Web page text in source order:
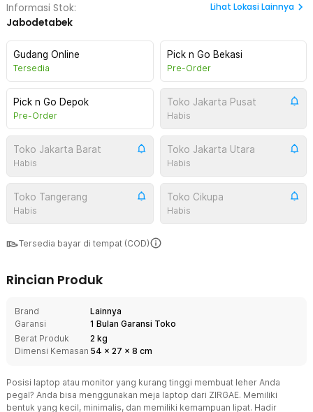
Informasi Stok:
Jabodetabek
Lihat Lokasi Lainnya
Gudang Online
Tersedia
Pick n Go Bekasi
Pre-Order
Pick n Go Depok
Pre-Order
Toko Jakarta Pusat
Habis
Toko Jakarta Barat
Habis
Toko Jakarta Utara
Habis
Toko Tangerang
Habis
Toko Cikupa
Habis
Tersedia bayar di tempat (COD)
Rincian Produk
Brand
Lainnya
Garansi
1 Bulan Garansi Toko
Berat Produk
2 kg
Dimensi Kemasan 54 x 27 x 8 cm
Posisi laptop atau monitor yang kurang tinggi membuat leher Anda
pegal? Anda bisa menggunakan meja laptop dari ZIRGAE. Memiliki
bentuk yang kecil, minimalis, dan memiliki kemampuan lipat. Hadir